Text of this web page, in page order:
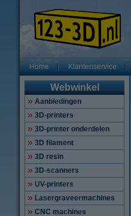
Home Klantenservice
Webwinkel
Aanbiedingen
3D-printers
3D-printer onderdelen
3D filament
3D resin
3D-scanners
UV-printers
Lasergraveermachines
CNC machines